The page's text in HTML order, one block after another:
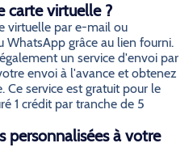
carte virtuelle ?
virtuelle par e-mail ou
WhatsApp grâce au lien fourni.
un service d'envoi par
envoi à l'avance et obtenez
Ce service est gratuit pour le
1 crédit par tranche de 5
personnalisées à votre